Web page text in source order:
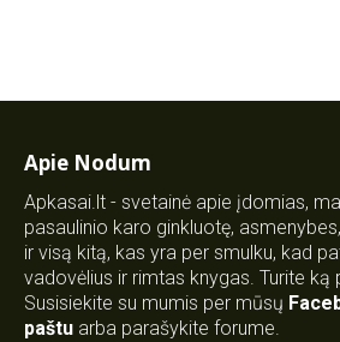
Apie Nodum
Apkasai.lt - svetainė apie įdomias,
pasaulinio karo ginkluotę,
ir visą kitą, kas yra per smulku, kad
vadovėlius ir rimtas knygas. Turite ką
Susisiekite su mumis per mūsų
paštu arba parašykite forume.